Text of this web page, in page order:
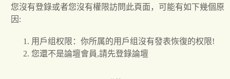
您沒有登錄或者您沒有權限訪問此頁面，可能有如下幾個原
因:
用戶组权限：你所属的用戶组沒有發表恢復的权限!
您還不是論壇會員,請先登錄論壇